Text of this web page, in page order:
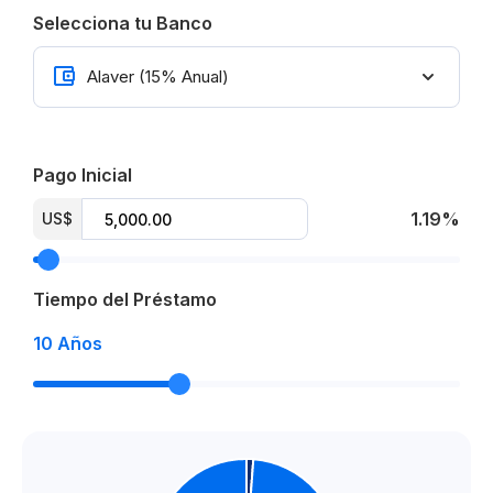
Entrega para Diciembre 2024
Selecciona tu Banco
Pago Inicial
US$ 1.19%
Tiempo del Préstamo
10 Años